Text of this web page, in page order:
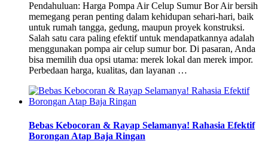
Pendahuluan: Harga Pompa Air Celup Sumur Bor Air bersih
memegang peran penting dalam kehidupan sehari-hari, baik
untuk rumah tangga, gedung, maupun proyek konstruksi.
Salah satu cara paling efektif untuk mendapatkannya adalah
menggunakan pompa air celup sumur bor. Di pasaran, Anda
bisa memilih dua opsi utama: merek lokal dan merek impor.
Perbedaan harga, kualitas, dan layanan …
Bebas Kebocoran & Rayap Selamanya! Rahasia Efektif
Borongan Atap Baja Ringan